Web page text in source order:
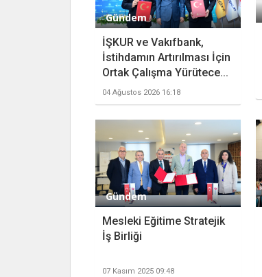
Gündem
İŞKUR ve Vakıfbank,
İstihdamın Artırılması İçin
Ortak Çalışma Yürütece...
04 Ağustos 2026 16:18
Gündem
Mesleki Eğitime Stratejik
İş Birliği
07 Kasım 2025 09:48